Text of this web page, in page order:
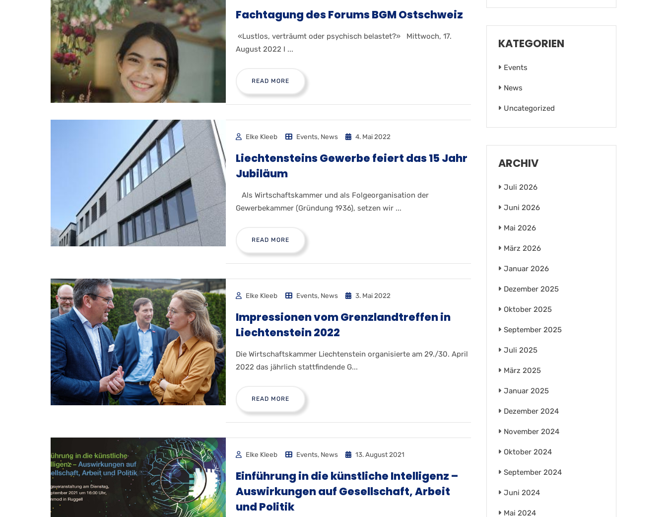
Fachtagung des Forums BGM Ostschweiz
«Lustlos, verträumt oder psychisch belastet?» Mittwoch, 17.
August 2022 I ...
READ MORE
Elke Kleeb Events, News 4. Mai 2022
Liechtensteins Gewerbe feiert das 15 Jahr
Jubiläum
Als Wirtschaftskammer und als Folgeorganisation der
Gewerbekammer (Gründung 1936), setzen wir ...
READ MORE
Elke Kleeb Events, News 3. Mai 2022
Impressionen vom Grenzlandtreffen in
Liechtenstein 2022
Die Wirtschaftskammer Liechtenstein organisierte am 29./30. April
2022 das jährlich stattfindende G...
READ MORE
Elke Kleeb Events, News 13. August 2021
Einführung in die künstliche Intelligenz –
Auswirkungen auf Gesellschaft, Arbeit
und Politik
KATEGORIEN
Events
News
Uncategorized
ARCHIV
Juli 2026
Juni 2026
Mai 2026
März 2026
Januar 2026
Dezember 2025
Oktober 2025
September 2025
Juli 2025
März 2025
Januar 2025
Dezember 2024
November 2024
Oktober 2024
September 2024
Juni 2024
Mai 2024